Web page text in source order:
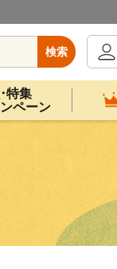
検索
特集
ペーン